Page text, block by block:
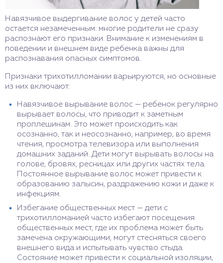
Навязчивое выдергивание волос у детей часто
остается незамеченным: многие родители не сразу
распознают его признаки. Внимание к изменениям в
поведении и внешнем виде ребенка важны для
распознавания опасных симптомов.
Признаки трихотилломании варьируются, но основные
из них включают:
Навязчивое вырывание волос — ребенок регулярно
вырывает волосы, что приводит к заметным
проплешинам. Это может происходить как
осознанно, так и неосознанно, например, во время
чтения, просмотра телевизора или выполнения
домашних заданий. Дети могут вырывать волосы на
голове, бровях, ресницах или других частях тела.
Постоянное вырывание волос может привести к
образованию залысин, раздражению кожи и даже к
инфекциям.
Избегание общественных мест — дети с
трихотилломанией часто избегают посещения
общественных мест, где их проблема может быть
замечена окружающими, могут стесняться своего
внешнего вида и испытывать чувство стыда.
Состояние может привести к социальной изоляции,